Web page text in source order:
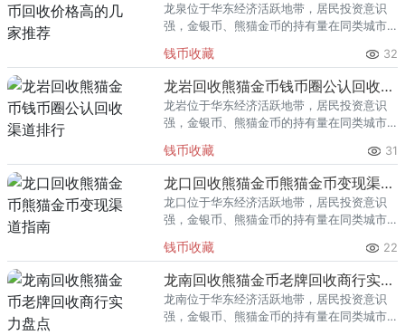
龙泉位于华东经济活跃地带，居民投资意识
强，金银币、熊猫金币的持有量在同类城市
熊猫金币的需求就明显升温，但鱼龙混杂的
回收渠道里，能精准识别版别溢
钱币收藏 32
龙岩回收熊猫金币钱币圈公认回收渠道排行
龙岩位于华东经济活跃地带，居民投资意识
强，金银币、熊猫金币的持有量在同类城市
熊猫金币的需求就明显升温，但鱼龙混杂的
回收渠道里，能精准识别版别溢
钱币收藏 31
龙口回收熊猫金币熊猫金币变现渠道指南
龙口位于华东经济活跃地带，居民投资意识
强，金银币、熊猫金币的持有量在同类城市
熊猫金币的需求就明显升温，但鱼龙混杂的
回收渠道里，能精准识别版别溢
钱币收藏 22
龙南回收熊猫金币老牌回收商行实力盘点
龙南位于华东经济活跃地带，居民投资意识
强，金银币、熊猫金币的持有量在同类城市